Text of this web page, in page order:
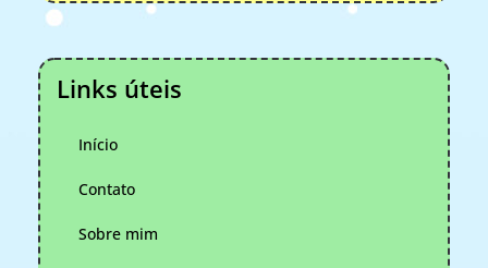
Links úteis
Início
Contato
Sobre mim